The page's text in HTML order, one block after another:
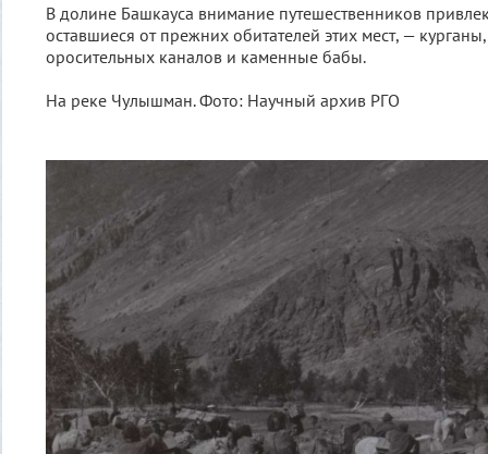
В долине Башкауса внимание путешественников
оставшиеся от прежних обитателей этих мест, —
оросительных каналов и каменные бабы.
На реке Чулышман. Фото: Научный архив РГО